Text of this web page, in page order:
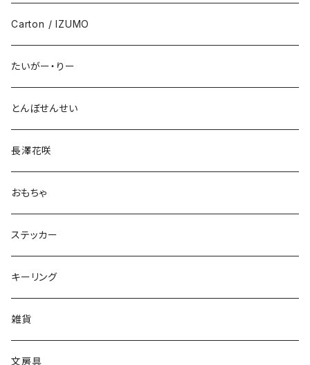
Carton / IZUMO
たいがー・りー
とんぼせんせい
長澤花咲
おもちゃ
ステッカー
キーリング
雑貨
文房具